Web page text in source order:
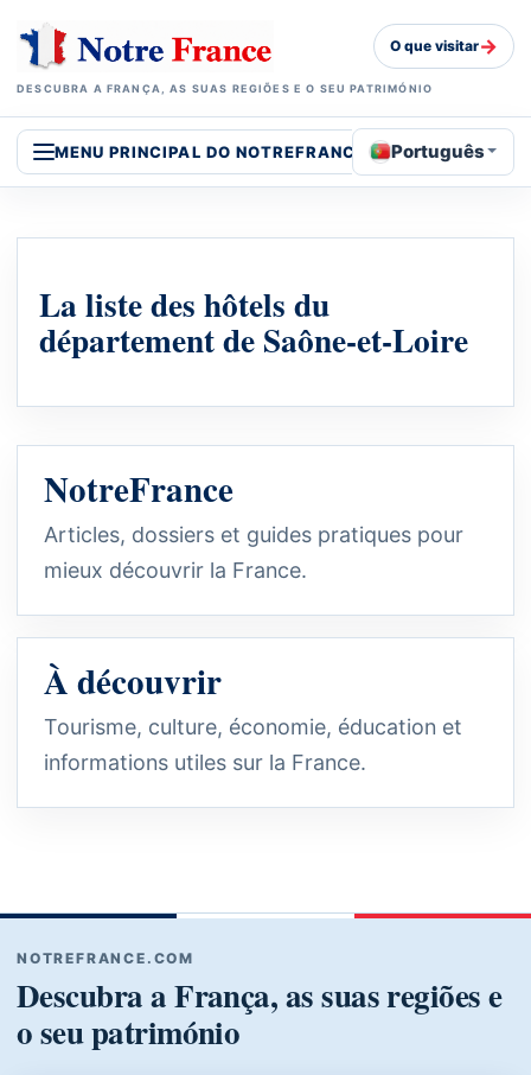
DESCUBRA A FRANÇA, AS SUAS REGIÕES E O SEU PATRIMÓNIO
O que visitar→
MENU PRINCIPAL DO NOTREFRANCE Português
La liste des hôtels du
département de Saône-et-Loire
NotreFrance
Articles, dossiers et guides pratiques pour
mieux découvrir la France.
À découvrir
Tourisme, culture, économie, éducation et
informations utiles sur la France.
NOTREFRANCE.COM
Descubra a França, as suas regiões e
o seu património